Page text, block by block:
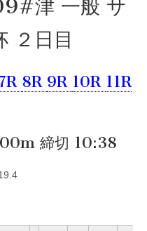
津 一般 サ
２日目
8R 9R 10R 11R
締切 10:38